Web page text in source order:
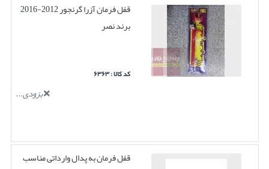
قفل فرمان آزرا گرنجور 2012-2016
برند نصر
کد کالا : ۶۳۶۳
بزودی...
قفل فرمان به پدال وارداتی مناسب